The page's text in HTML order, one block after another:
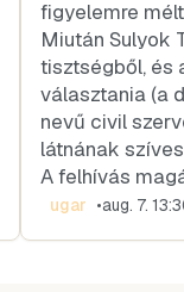
figyelemre
Miután Sulyok
tisztségből, és
választania (a
nevű civil
látnának
A felhívás
ugar •aug. 7.